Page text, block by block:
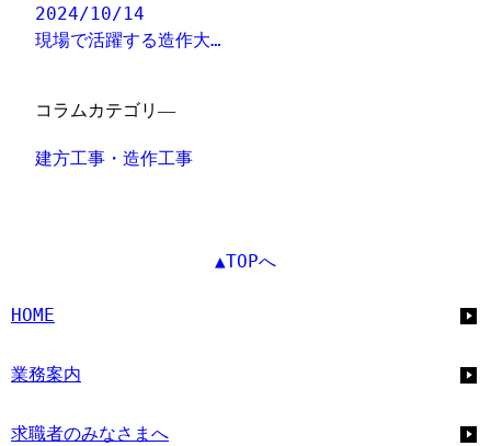
2024/10/14
現場で活躍する造作大…
コラムカテゴリ―
建方工事・造作工事
▲TOPへ
HOME
業務案内
求職者のみなさまへ